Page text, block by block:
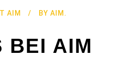
AIM BY AIM.
BEI AIM